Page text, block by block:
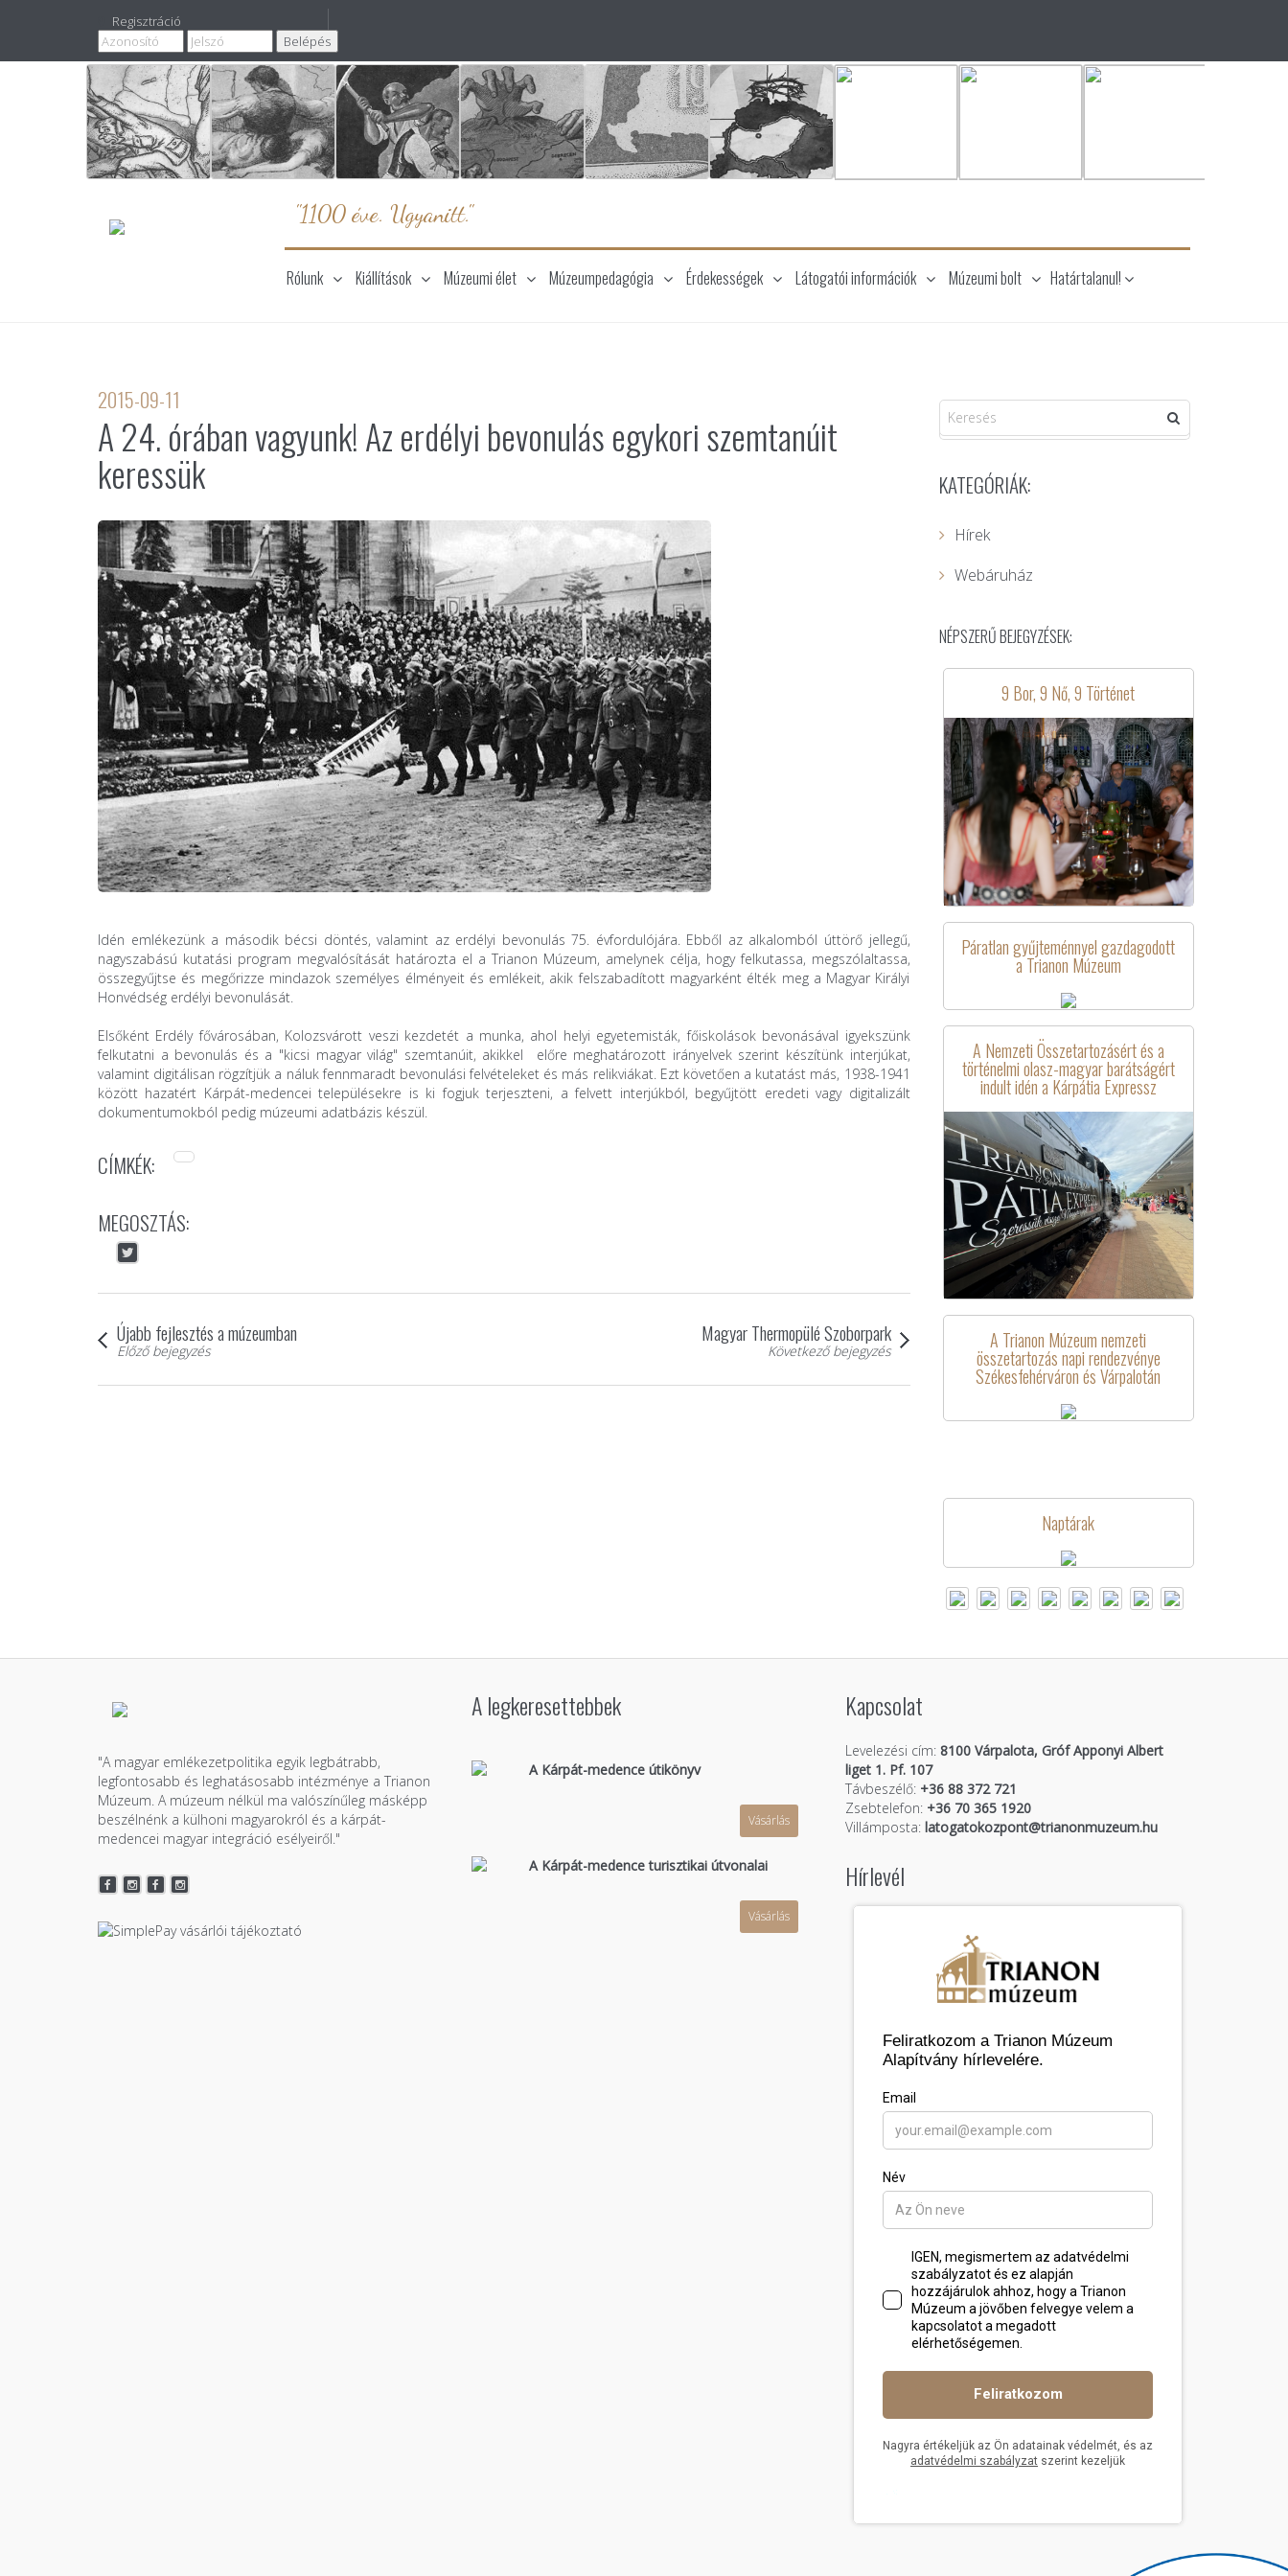
Regisztráció
"1100 éve. Ugyanitt."
Rólunk Kiállítások Múzeumi élet Múzeumpedagógia Érdekességek Látogatói információk Múzeumi bolt Határtalanul!
2015-09-11
A 24. órában vagyunk! Az erdélyi bevonulás egykori szemtanúit
keressük
Idén emlékezünk a második bécsi döntés, valamint az erdélyi bevonulás 75. évfordulójára. Ebből az alkalomból úttörő jellegű,
nagyszabású kutatási program megvalósítását határozta el a Trianon Múzeum, amelynek célja, hogy felkutassa, megszólaltassa,
összegyűjtse és megőrizze mindazok személyes élményeit és emlékeit, akik felszabadított magyarként élték meg a Magyar Királyi
Honvédség erdélyi bevonulását.
Elsőként Erdély fővárosában, Kolozsvárott veszi kezdetét a munka, ahol helyi egyetemisták, főiskolások bevonásával igyekszünk
felkutatni a bevonulás és a "kicsi magyar világ" szemtanúit, akikkel előre meghatározott irányelvek szerint készítünk interjúkat,
valamint digitálisan rögzítjük a náluk fennmaradt bevonulási felvételeket és más relikviákat. Ezt követően a kutatást más, 1938-1941
között hazatért Kárpát-medencei településekre is ki fogjuk terjeszteni, a felvett interjúkból, begyűjtött eredeti vagy digitalizált
dokumentumokból pedig múzeumi adatbázis készül.
CÍMKÉK:
MEGOSZTÁS:
Újabb fejlesztés a múzeumban
Előző bejegyzés
Magyar Thermopülé Szoborpark
Következő bejegyzés
KATEGÓRIÁK:
Hírek
Webáruház
NÉPSZERŰ BEJEGYZÉSEK:
9 Bor, 9 Nő, 9 Történet
Páratlan gyűjteménnyel gazdagodott
a Trianon Múzeum
A Nemzeti Összetartozásért és a
történelmi olasz-magyar barátságért
indult idén a Kárpátia Expressz
A Trianon Múzeum nemzeti
összetartozás napi rendezvénye
Székesfehérváron és Várpalotán
Naptárak
"A magyar emlékezetpolitika egyik legbátrabb,
legfontosabb és leghatásosabb intézménye a Trianon
Múzeum. A múzeum nélkül ma valószínűleg másképp
beszélnénk a külhoni magyarokról és a kárpát-
medencei magyar integráció esélyeiről."
A legkeresettebbek
A Kárpát-medence útikönyv
Vásárlás
A Kárpát-medence turisztikai útvonalai
Vásárlás
Kapcsolat
Levelezési cím: 8100 Várpalota, Gróf Apponyi Albert
liget 1. Pf. 107
Távbeszélő: +36 88 372 721
Zsebtelefon: +36 70 365 1920
Villámposta: latogatokozpont@trianonmuzeum.hu
Hírlevél